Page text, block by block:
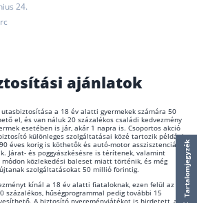
nyugdíjpénztár vagy
adókedvezmény és adójóváírás
Nyugdíj: így használd ki az
kalkulátor
hozamok
költségek
24.
ajánlatok
a 18 év alatti gyermekek számára 50
el, és van náluk 20 százalékos családi kedvezmény
esetében is jár, akár 1 napra is. Csoportos akció
különleges szolgáltatásai közé tartozik például,
éves korig is köthetők és autó-motor asszisztenciát
Járat- és poggyászkésésre is térítenek, valamint
közlekedési baleset miatt történik, és még
szolgáltatásokat 50 millió forintig.
kínál a 18 év alatti fiataloknak, ezen felül az
százalékos, hűségprogrammal pedig további 15
Tartalomjegyzék